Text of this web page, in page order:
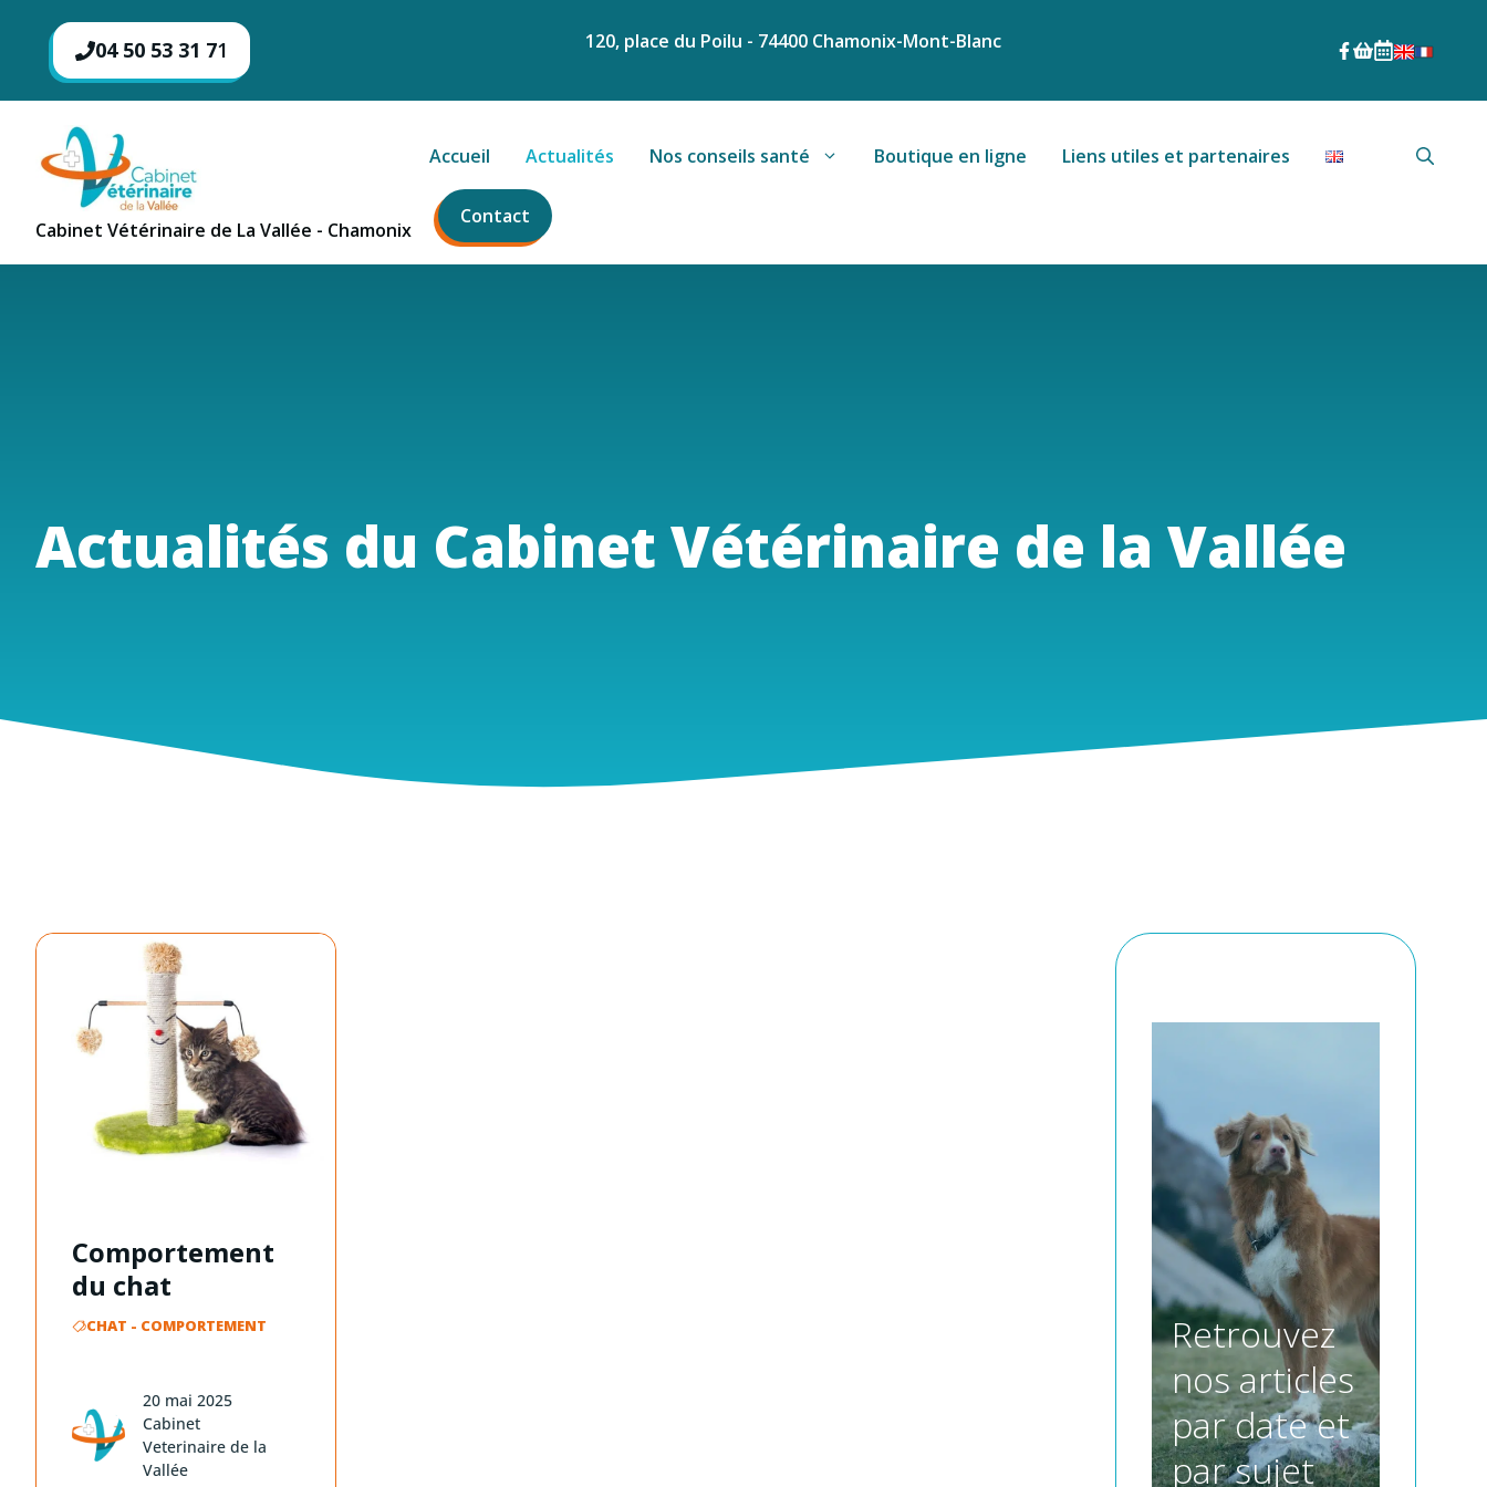
contenu
04 50 53 31 71 120, place du Poilu - 74400 Chamonix-Mont-Blanc
Cabinet Vétérinaire de La Vallée - Chamonix
Accueil Actualités Nos conseils santé Boutique en ligne Liens utiles et partenaires
Contact
Actualités du Cabinet Vétérinaire de la Vallée
Comportement
du chat
CHAT - COMPORTEMENT
20 mai 2025
Cabinet
Veterinaire de la
Vallée
Retrouvez
nos articles
par date et
par sujet